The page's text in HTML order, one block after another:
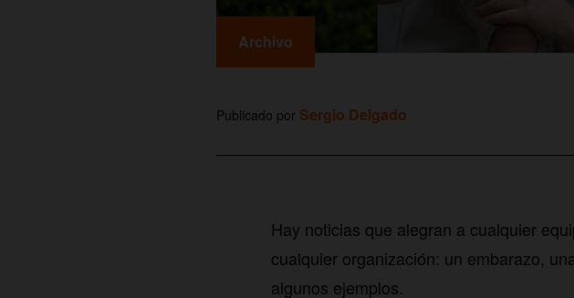
Archivo
Publicado por Sergio Delgado
Hay noticias que alegran a cualquier
cualquier organización: un embarazo,
algunos ejemplos.